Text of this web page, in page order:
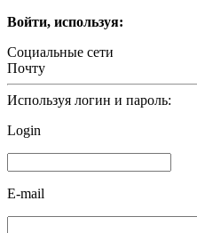
Войти, используя:
Социальные сети
Почту
Используя логин и пароль:
Login
E-mail